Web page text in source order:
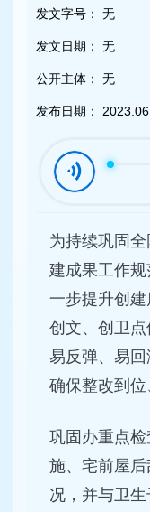
发文字号： 无
发文日期： 无
公开主体： 无
发布日期：
为持续巩固
建成果工作
一步提升创
创文、创卫
易反弹、易回
确保整改到位
巩固办重点
施、宅前屋
况，并与卫